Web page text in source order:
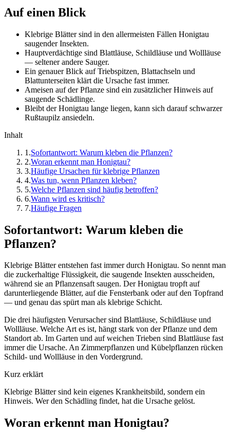
Auf einen Blick
Klebrige Blätter sind in den allermeisten Fällen Honigtau
saugender Insekten.
Hauptverdächtige sind Blattläuse, Schildläuse und Wollläuse
— seltener andere Sauger.
Ein genauer Blick auf Triebspitzen, Blattachseln und
Blattunterseiten klärt die Ursache fast immer.
Ameisen auf der Pflanze sind ein zusätzlicher Hinweis auf
saugende Schädlinge.
Bleibt der Honigtau lange liegen, kann sich darauf schwarzer
Rußtaupilz ansiedeln.
Inhalt
1 .Sofortantwort: Warum kleben die Pflanzen?
2.Woran erkennt man Honigtau?
3.Häufige Ursachen für klebrige Pflanzen
4.Was tun, wenn Pflanzen kleben?
5.Welche Pflanzen sind häufig betroffen?
6.Wann wird es kritisch?
7.Häufige Fragen
Sofortantwort: Warum kleben die
Pflanzen?
Klebrige Blätter entstehen fast immer durch Honigtau. So nennt man
die zuckerhaltige Flüssigkeit, die saugende Insekten ausscheiden,
während sie an Pflanzensaft saugen. Der Honigtau tropft auf
darunterliegende Blätter, auf die Fensterbank oder auf den Topfrand
— und genau das spürt man als klebrige Schicht.
Die drei häufigsten Verursacher sind Blattläuse, Schildläuse und
Wollläuse. Welche Art es ist, hängt stark von der Pflanze und dem
Standort ab. Im Garten und auf weichen Trieben sind Blattläuse fast
immer die Ursache. An Zimmerpflanzen und Kübelpflanzen rücken
Schild- und Wollläuse in den Vordergrund.
Kurz erklärt
Klebrige Blätter sind kein eigenes Krankheitsbild, sondern ein
Hinweis. Wer den Schädling findet, hat die Ursache gelöst.
Woran erkennt man Honigtau?